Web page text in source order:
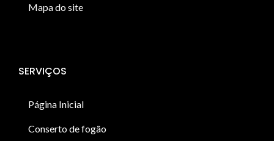
Mapa do site
SERVIÇOS
Página Inicial
Conserto de fogão